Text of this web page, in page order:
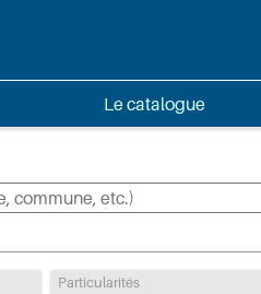
Le catalogue
Particularités